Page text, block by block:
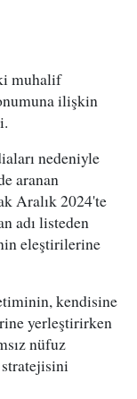
muhalif
ilişkin
nedeniyle
aranan
Aralık 2024'te
adı listeden
eleştirilerine
kendisine
yerleştirirken
nüfuz
stratejisini